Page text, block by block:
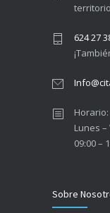
624 27
Horario:
Lunes
09:00 –
Sobre